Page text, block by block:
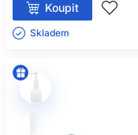
Koupit
Skladem ㅤ